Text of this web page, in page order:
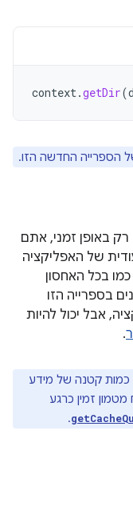
context.getDir(
הספרייה החדשה הזו.
באופן זמני, אתם
של האפליקציה
בכל האחסון
בספרייה הזו
אבל יכול להיות
.
כמות קטנה של מידע
זמין כרגע
.